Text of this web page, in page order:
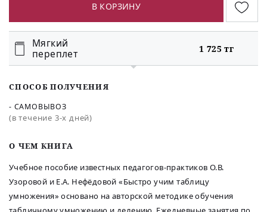
O ЧЕМ КНИГА
Учебное пособие известных педагогов-практиков О.В.
Узоровой и Е.А. Нефёдовой «Быстро учим таблицу
умножения» основано на авторской методике обучения
В КОРЗИНУ
Мягкий
переплет
1 725 тг
СПОСОБ ПОЛУЧЕНИЯ
- САМОВЫВОЗ
(в течение 3-х дней)